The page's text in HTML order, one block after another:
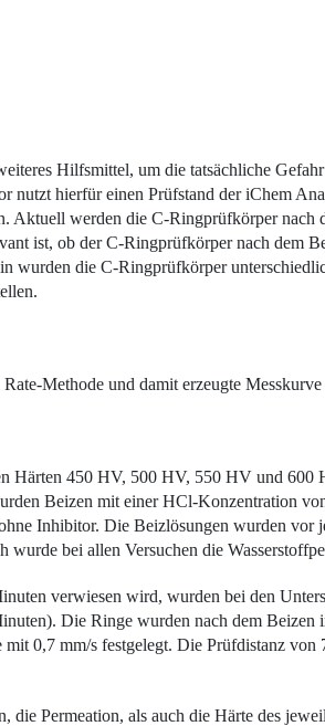
Hilfsmittel, um die tatsächliche
hierfür einen Prüfstand der iChem
Aktuell werden die C-Ringprüfkörper nach
ist, ob der C-Ringprüfkörper nach dem
wurden die C-Ringprüfkörper
Methode und damit erzeugte Messkurve
Härten 450 HV, 500 HV, 550 HV und
Beizen mit einer HCl-Konzentration
Inhibitor. Die Beizlösungen wurden vor
wurde bei allen Versuchen die
verwiesen wird, wurden bei den
Die Ringe wurden nach dem
0,7 mm/s festgelegt. Die Prüfdistanz
Permeation, als auch die Härte des